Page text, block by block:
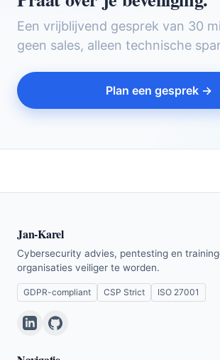
Een vrijblijvend gesprek van 30
geen sales, alleen technische
Plan een gesprek →
Jan-Karel
Cybersecurity advies, pentesting en
organisaties veiliger te worden.
GDPR-compliant CSP Strict ISO 27001